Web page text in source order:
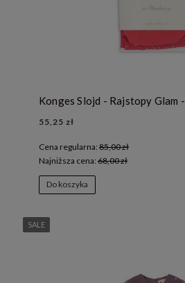
Konges Slojd - Rajstopy Glam
55,25 zł
Cena regularna: 85,00 zł
Najniższa cena: 68,00 zł
Do koszyka
SALE